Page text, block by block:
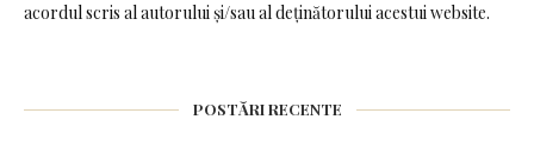
acordul scris al autorului și/sau al deținătorului acestui website.
POSTĂRI RECENTE